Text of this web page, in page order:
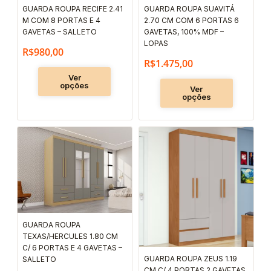
GUARDA ROUPA RECIFE 2.41
M COM 8 PORTAS E 4
GAVETAS – SALLETO
R$980,00
Ver
opções
escolhidas
produto
GUARDA ROUPA SUAVITÁ
2.70 CM COM 6 PORTAS 6
GAVETAS, 100% MDF –
LOPAS
R$1.475,00
Ver
opções
ser
do
GUARDA ROUPA
TEXAS/HERCULES 1.80 CM
C/ 6 PORTAS E 4 GAVETAS –
SALLETO
de
preço:
R$775,00
através
produto
tem
várias
variantes.
As
podem
GUARDA ROUPA ZEUS 1.19
Este
produto
tem
várias
As
podem
ser